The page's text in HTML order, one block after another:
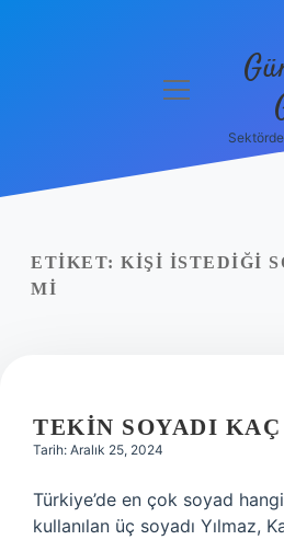
Yasal Uyarı
menüyü
ETIKET: KIŞI ISTEDIĞI
MI
TEKIN SOYADI
Tarih: Aralık 25, 2024
Türkiye’de en çok soyad
kullanılan üç soyadı Yılmaz,